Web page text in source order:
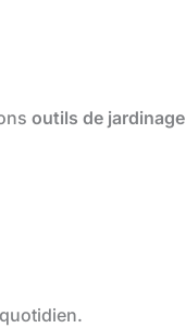
outils de jardinage